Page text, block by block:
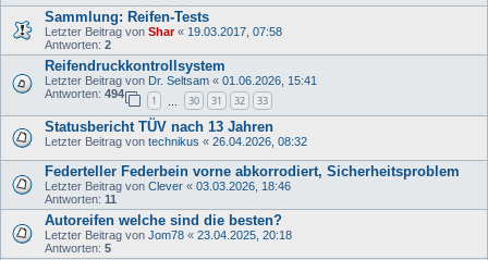
Sammlung: Reifen-Tests
Letzter Beitrag von Shar« 19.03.2017, 07:58
Antworten: 2
Reifendruckkontrollsystem
Letzter Beitrag von Dr. Seltsam « 01.06.2026, 15:41
Antworten: 494
1 30 31 32 33
Statusbericht TÜV nach 13 Jahren
Letzter Beitrag von technikus « 26.04.2026, 08:32
Federteller Federbein vorne abkorrodiert, Sicherheitsproblem
Letzter Beitrag von Clever « 03.03.2026, 18:46
Antworten: 11
Autoreifen welche sind die besten?
Letzter Beitrag von Jom78 « 23.04.2025, 20:18
Antworten: 5